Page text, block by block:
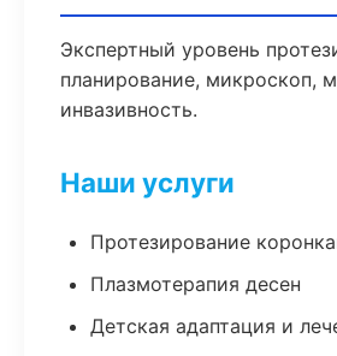
Экспертный уровень
планирование, микроскоп,
инвазивность.
Наши услуги
Протезирование
Плазмотерапия десен
Детская адаптация и